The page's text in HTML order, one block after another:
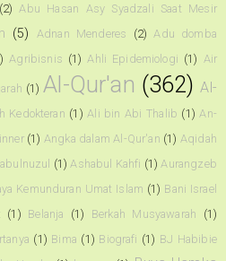
(2) Abu Hasan Asy Syadzali Saat Mesir
(5) Adnan Menderes (2) Adu domba
Agribisnis (1) Ahli Epidemiologi (1) Air
(1) Al-Qur'an (362) Al-
Kedokteran (1) Ali bin Abi Thalib (1) An-
(1) Angka dalam Al-Qur'an (1) Aqidah
(1) Ashabul Kahfi (1) Aurangzeb
Kemunduran Umat Islam (1) Bani Israel
(1) Belanja (1) Berkah Musyawarah
(1)
(1) Bima (1) Biografi (1) BJ Habibie